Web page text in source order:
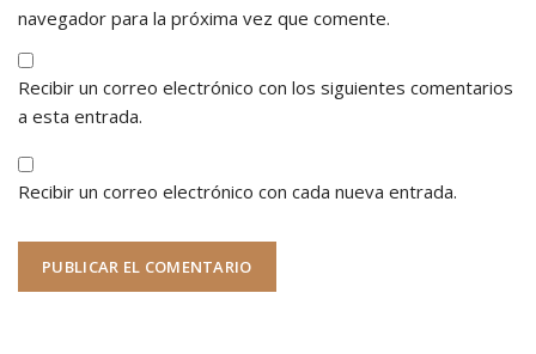
navegador para la próxima vez que comente.
Recibir un correo electrónico con los siguientes comentarios
a esta entrada.
Recibir un correo electrónico con cada nueva entrada.